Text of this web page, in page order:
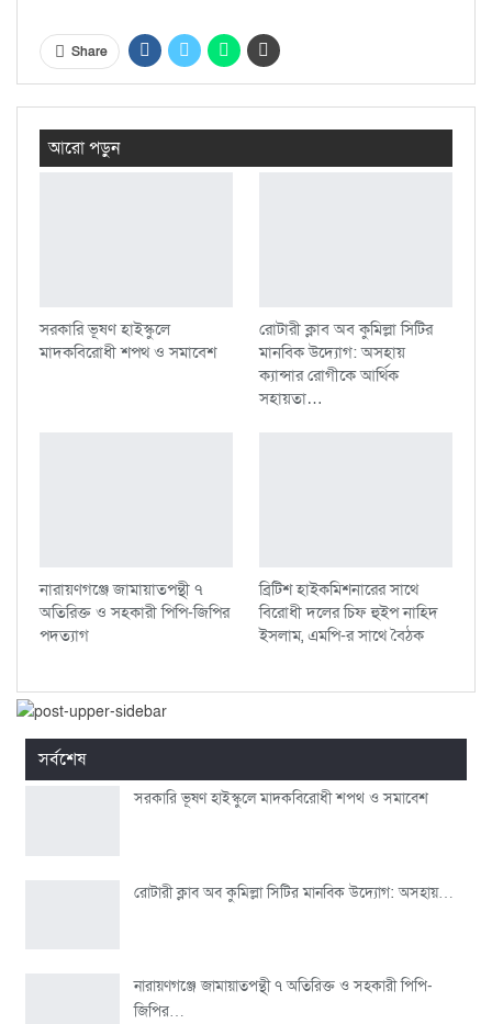
Share
আরো পড়ুন
সরকারি ভূষণ হাইস্কুলে
মাদকবিরোধী শপথ ও সমাবেশ
রোটারী ক্লাব অব কুমিল্লা সিটির
মানবিক উদ্যোগ: অসহায়
ক্যান্সার রোগীকে আর্থিক
সহায়তা…
নারায়ণগঞ্জে জামায়াতপন্থী ৭
অতিরিক্ত ও সহকারী পিপি-জিপির
পদত্যাগ
ব্রিটিশ হাইকমিশনারের সাথে
বিরোধী দলের চিফ হুইপ নাহিদ
ইসলাম, এমপি-র সাথে বৈঠক
সর্বশেষ
সরকারি ভূষণ হাইস্কুলে মাদকবিরোধী শপথ ও সমাবেশ
রোটারী ক্লাব অব কুমিল্লা সিটির মানবিক উদ্যোগ: অসহায়…
নারায়ণগঞ্জে জামায়াতপন্থী ৭ অতিরিক্ত ও সহকারী পিপি-
জিপির…